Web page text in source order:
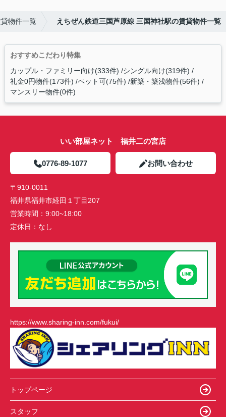
物件一覧 えちぜん鉄道三国芦原線 三国神社駅の賃貸物件一覧
おすすめこだわり特集
カップル・ファミリー向け(333件) シングル向け(319件)
礼金0円物件(173件) ペット可(75件) 新築・築浅物件(56件)
マンスリー物件(0件)
いい部屋ネット 福井二の宮店
0776-89-1077 お問い合わせ
〒910-0011
福井県福井市経田１丁目207
営業時間： 9:00~18:00
定休日： なし
https://www.sharing-inn.com/fukui/
トップページ
スタッフ